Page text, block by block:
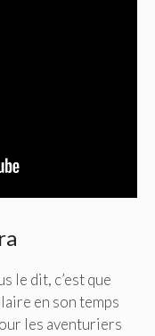
le dit, c’est que
en son temps
les aventuriers